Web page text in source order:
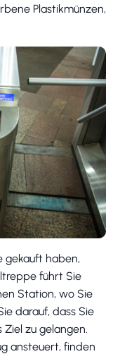
Plastikmünzen,
gekauft haben,
führt Sie
Station, wo Sie
darauf, dass Sie
zu gelangen.
ansteuert, finden